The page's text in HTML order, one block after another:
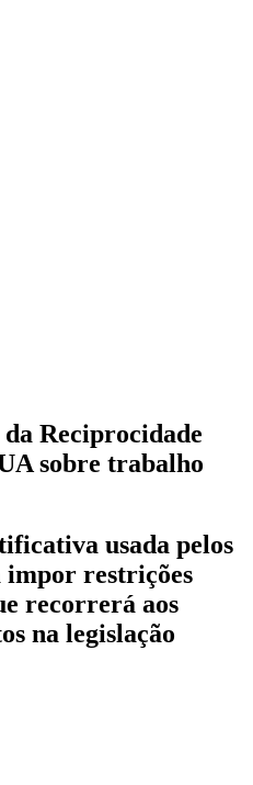
Reciprocidade
sobre trabalho
usada pelos
impor restrições
recorrerá aos
na legislação